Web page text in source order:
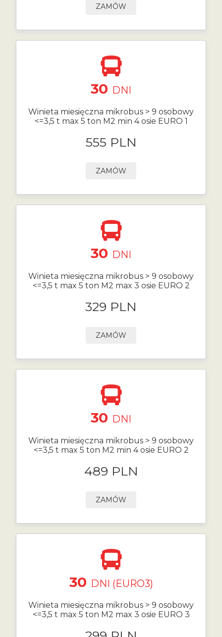
ZAMÓW
30 DNI
Winieta miesięczna mikrobus > 9 osobowy
<=3,5 t max 5 ton M2 min 4 osie EURO 1
555 PLN
ZAMÓW
30 DNI
Winieta miesięczna mikrobus > 9 osobowy
<=3,5 t max 5 ton M2 max 3 osie EURO 2
329 PLN
ZAMÓW
30 DNI
Winieta miesięczna mikrobus > 9 osobowy
<=3,5 t max 5 ton M2 min 4 osie EURO 2
489 PLN
ZAMÓW
30 DNI (EURO3)
Winieta miesięczna mikrobus > 9 osobowy
<=3,5 t max 5 ton M2 max 3 osie EURO 3